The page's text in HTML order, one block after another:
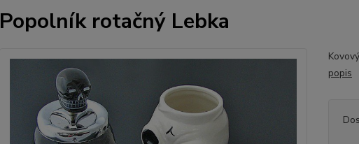
Popolník rotačný Lebka
popis